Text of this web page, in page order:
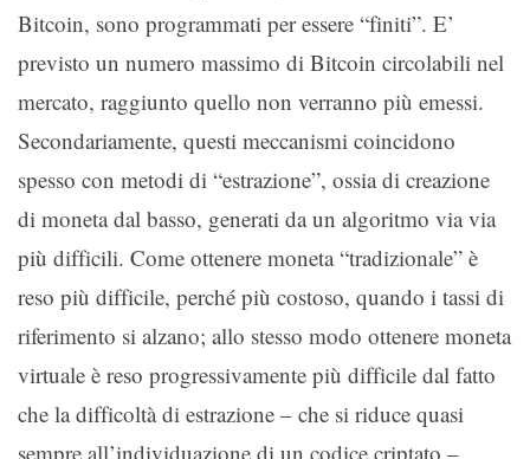
Bitcoin, sono programmati per essere “finiti”. E’
previsto un numero massimo di Bitcoin circolabili nel
mercato, raggiunto quello non verranno più emessi.
Secondariamente, questi meccanismi coincidono
spesso con metodi di “estrazione”, ossia di creazione
di moneta dal basso, generati da un algoritmo via via
più difficili. Come ottenere moneta “tradizionale” è
reso più difficile, perché più costoso, quando i tassi di
riferimento si alzano; allo stesso modo ottenere moneta
virtuale è reso progressivamente più difficile dal fatto
che la difficoltà di estrazione – che si riduce quasi
sempre all’individuazione di un codice criptato –